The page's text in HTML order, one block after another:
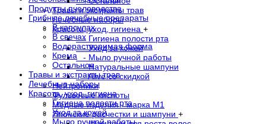
Травы и экстракты трав
Лечебные наборы
Красота, уход, гигиена +
- Гигиена полости рта
- Уход за кожей
- Мыло ручной работы
- Натуральные шампуни
- Alive со скидкой
Нейтроники
Фульвовые кислоты
Медные изделия - марка М1
Японские расчестки и шампуни +
Продукты пчеловодства
Грибные лечебные препараты
В капсулах
В свечах
Водорастворимая форма
Крема
Остальное
Травы и экстракты трав
Лечебные наборы
Красота, уход, гигиена
Гигиена полости рта
Уход за кожей
Мыло ручной работы